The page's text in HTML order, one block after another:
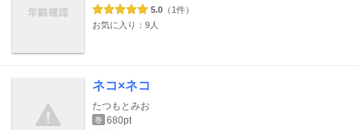
5.0 （1件）
お気に入り：9人
ネコ×ネコ
たつもとみお
巻 680pt